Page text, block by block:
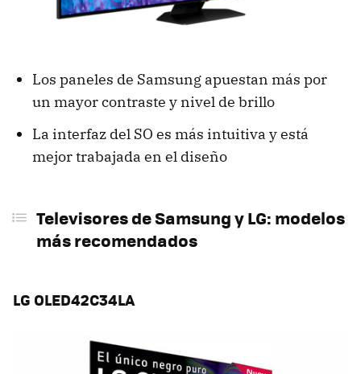
Los paneles de Samsung apuestan más por
un mayor contraste y nivel de brillo
La interfaz del SO es más intuitiva y está
mejor trabajada en el diseño
Televisores de Samsung y LG: modelos
más recomendados
LG OLED42C34LA